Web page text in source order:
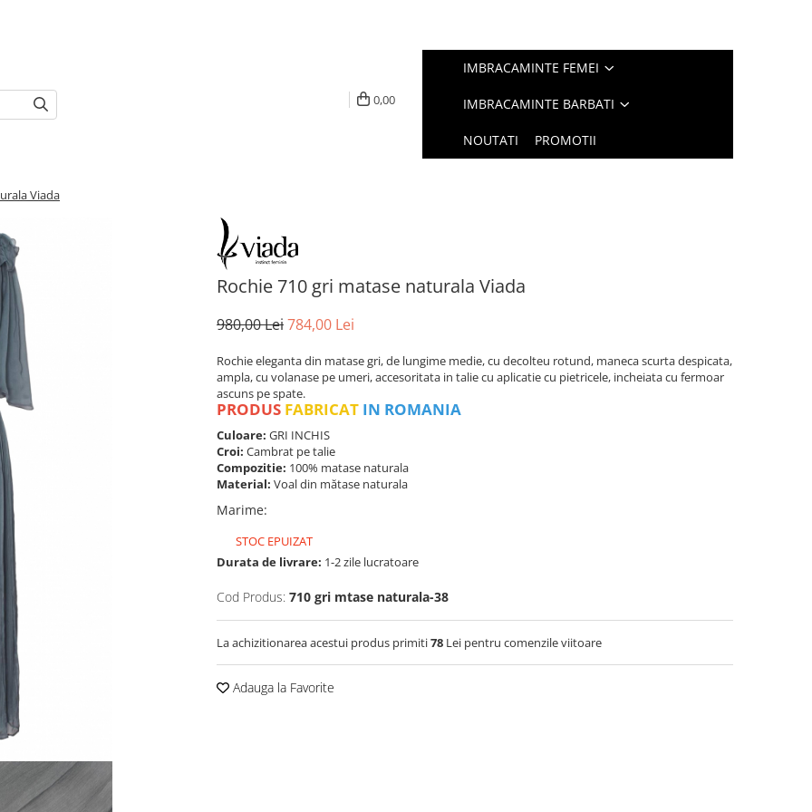
0,00
IMBRACAMINTE FEMEI
IMBRACAMINTE BARBATI
NOUTATI PROMOTII
Viada
Rochie 710 gri matase naturala Viada
980,00 Lei784,00 Lei
Rochie eleganta din matase gri, de lungime medie, cu decolteu rotund, maneca scurta despicata,
ampla, cu volanase pe umeri, accesoritata in talie cu aplicatie cu pietricele, incheiata cu fermoar
ascuns pe spate.
PRODUS FABRICAT IN ROMANIA
Culoare: GRI INCHIS
Croi: Cambrat pe talie
Compozitie: 100% matase naturala
Material: Voal din mătase naturala
Marime:
STOC EPUIZAT
Durata de livrare: 1-2 zile lucratoare
Cod Produs: 710 gri mtase naturala-38
La achizitionarea acestui produs primiti78 Lei pentru comenzile viitoare
Adauga la Favorite